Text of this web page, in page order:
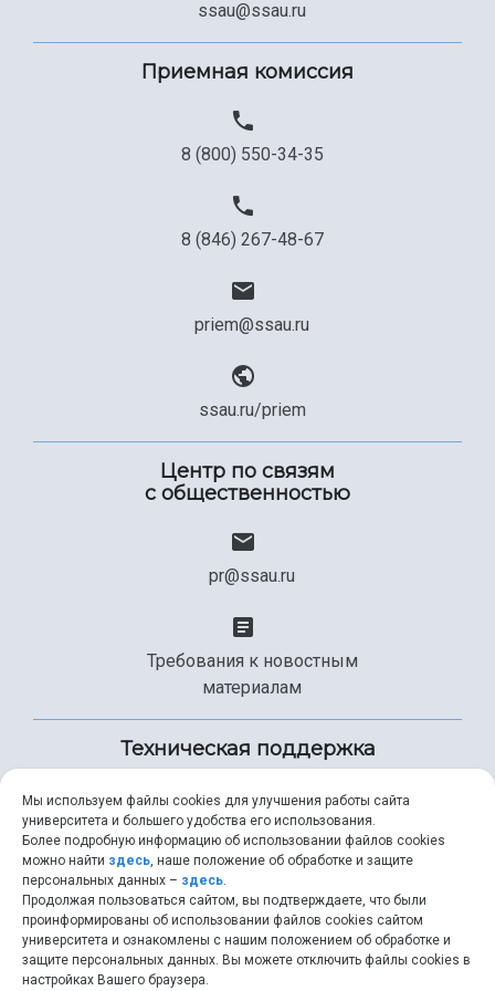
Сведения об образовательной организации
ssau@ssau.ru
Приемная комиссия
8 (800) 550-34-35
8 (846) 267-48-67
priem@ssau.ru
ssau.ru/priem
Центр по связям
с общественностью
pr@ssau.ru
Требования к новостным
материалам
Техническая поддержка
+7 (846) 267-49-99
help@ssau.ru
Мы используем файлы cookies для улучшения работы сайта
университета и большего удобства его использования.
Более подробную информацию об использовании файлов cookies
можно найти здесь, наше положение об обработке и защите
персональных данных – здесь.
Продолжая пользоваться сайтом, вы подтверждаете, что были
проинформированы об использовании файлов cookies сайтом
университета и ознакомлены с нашим положением об обработке и
защите персональных данных. Вы можете отключить файлы cookies в
настройках Вашего браузера.